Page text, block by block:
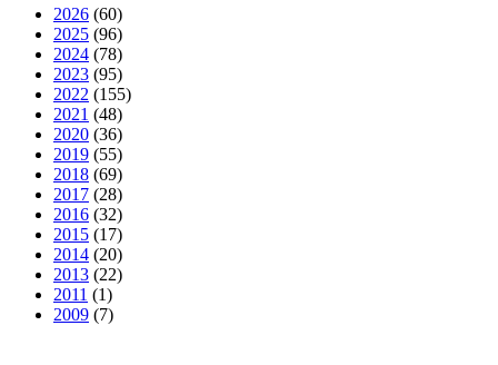
2026 (60)
2025 (96)
2024 (78)
2023 (95)
2022 (155)
2021 (48)
2020 (36)
2019 (55)
2018 (69)
2017 (28)
2016 (32)
2015 (17)
2014 (20)
2013 (22)
2011 (1)
2009 (7)